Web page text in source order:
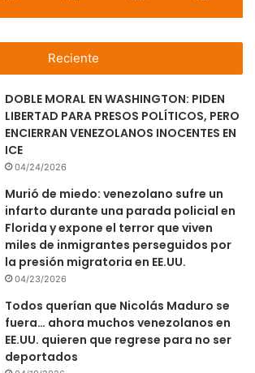
Reciente
DOBLE MORAL EN WASHINGTON: PIDEN
LIBERTAD PARA PRESOS POLÍTICOS, PERO
ENCIERRAN VENEZOLANOS INOCENTES EN
ICE
04/24/2026
Murió de miedo: venezolano sufre un
infarto durante una parada policial en
Florida y expone el terror que viven
miles de inmigrantes perseguidos por
la presión migratoria en EE.UU.
04/23/2026
Todos querían que Nicolás Maduro se
fuera… ahora muchos venezolanos en
EE.UU. quieren que regrese para no ser
deportados